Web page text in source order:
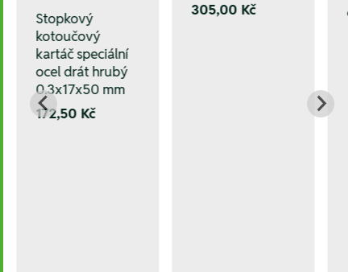
Stopkový
kotoučový
kartáč speciální
ocel drát hrubý
0.3x17x50 mm
172,50 Kč
305,00 Kč